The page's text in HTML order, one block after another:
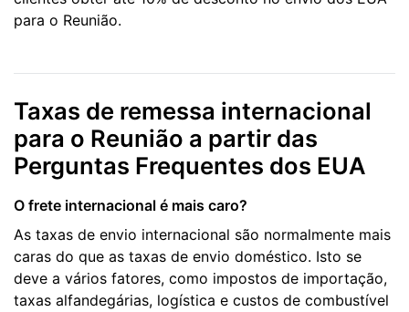
para o Reunião.
Taxas de remessa internacional
para o Reunião a partir das
Perguntas Frequentes dos EUA
O frete internacional é mais caro?
As taxas de envio internacional são normalmente mais
caras do que as taxas de envio doméstico. Isto se
deve a vários fatores, como impostos de importação,
taxas alfandegárias, logística e custos de combustível